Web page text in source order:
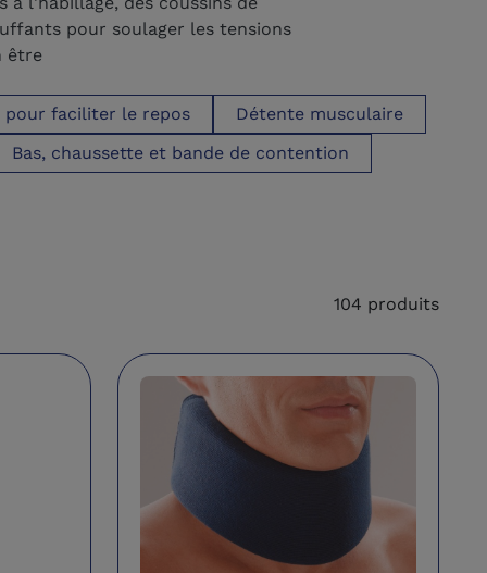
pour soulager les tensions
être
pour faciliter le repos
Détente musculaire
Bas, chaussette et bande de contention
104 produits